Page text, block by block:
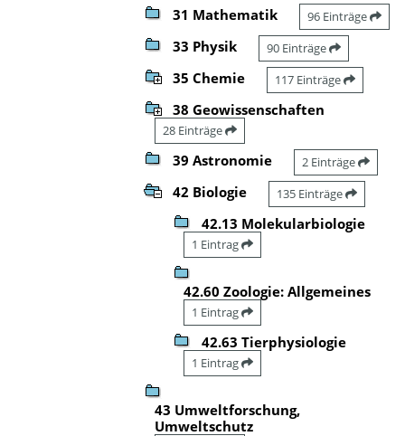
31 Mathematik 96 Einträge
33 Physik 90 Einträge
35 Chemie 117 Einträge
38 Geowissenschaften
28 Einträge
39 Astronomie 2 Einträge
42 Biologie 135 Einträge
42.13 Molekularbiologie
1 Eintrag
42.60 Zoologie: Allgemeines
1 Eintrag
42.63 Tierphysiologie
1 Eintrag
43 Umweltforschung,
Umweltschutz